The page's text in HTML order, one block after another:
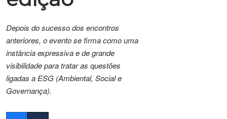
Depois do sucesso dos encontros
anteriores, o evento se firma como uma
instância expressiva e de grande
visibilidade para tratar as questões
ligadas a ESG (Ambiental, Social e
Governança).